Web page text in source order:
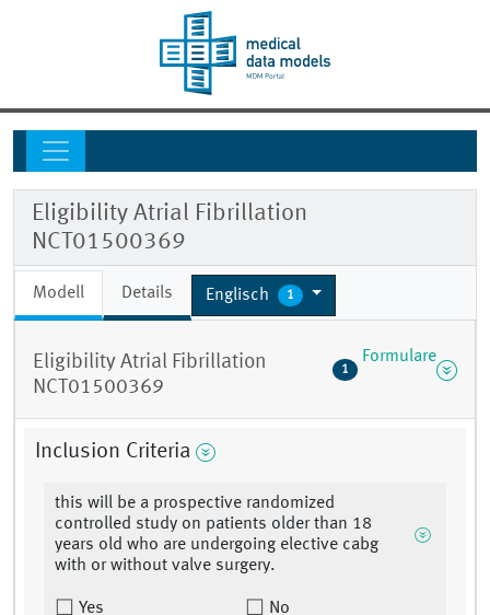
Eligibility Atrial Fibrillation
NCT01500369
Modell Details Englisch 1
Eligibility Atrial Fibrillation
NCT01500369
1
Formulare
Inclusion Criteria
this will be a prospective randomized
controlled study on patients older than 18
years old who are undergoing elective cabg
with or without valve surgery.
Yes No